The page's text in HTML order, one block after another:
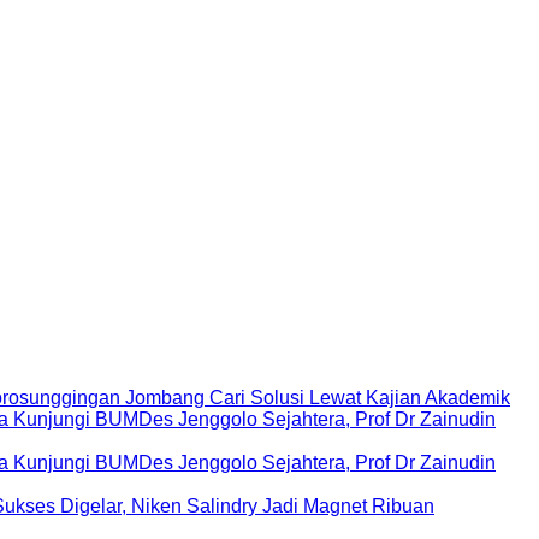
Jombang Cari Solusi Lewat Kajian Akademik
Kunjungi BUMDes Jenggolo Sejahtera, Prof Dr Zainudin
Kunjungi BUMDes Jenggolo Sejahtera, Prof Dr Zainudin
Digelar, Niken Salindry Jadi Magnet Ribuan